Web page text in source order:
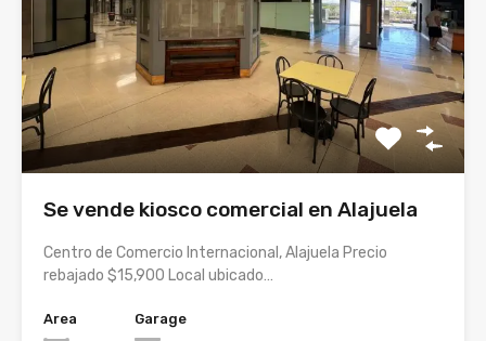
Se vende kiosco comercial en Alajuela
Centro de Comercio Internacional, Alajuela Precio
rebajado $15,900 Local ubicado…
Area
Garage